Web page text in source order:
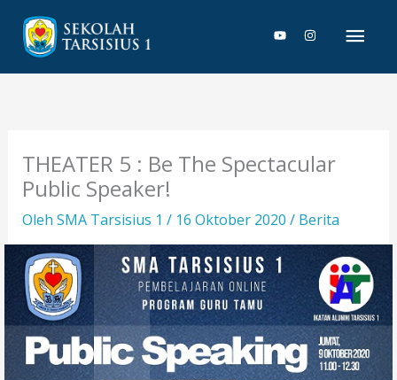
konten
THEATER 5 : Be The Spectacular
Public Speaker!
Oleh SMA Tarsisius 1 / 16 Oktober 2020 / Berita